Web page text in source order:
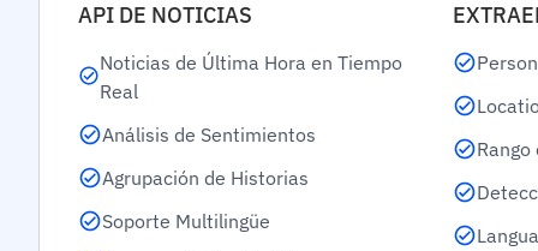
API DE NOTICIAS
Noticias de Última Hora en Tiempo
Real
Análisis de Sentimientos
Agrupación de Historias
Soporte Multilingüe